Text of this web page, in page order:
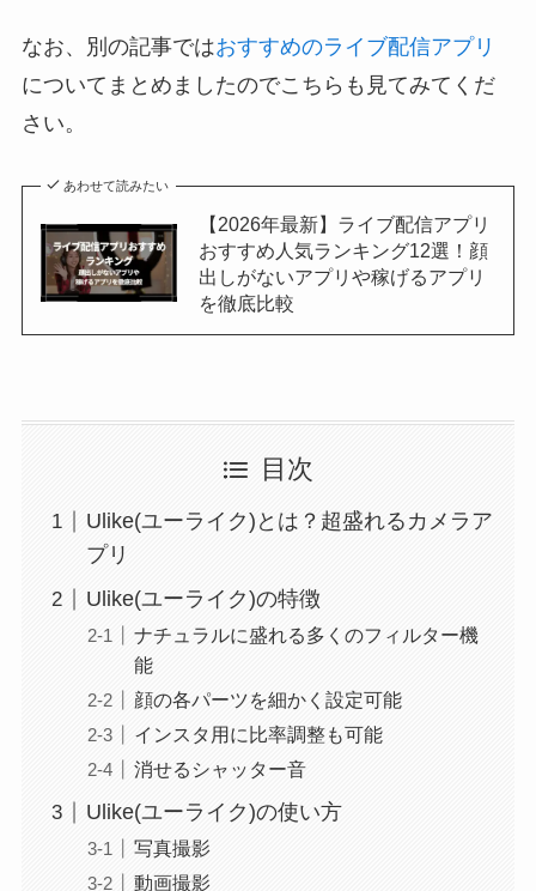
なお、別の記事ではおすすめのライブ配信アプリ
についてまとめましたのでこちらも見てみてくだ
さい。
あわせて読みたい
【2026年最新】ライブ配信アプリ
おすすめ人気ランキング12選！顔
出しがないアプリや稼げるアプリ
を徹底比較
目次
Ulike(ユーライク)とは？超盛れるカメラア
プリ
Ulike(ユーライク)の特徴
ナチュラルに盛れる多くのフィルター機
能
顔の各パーツを細かく設定可能
インスタ用に比率調整も可能
消せるシャッター音
Ulike(ユーライク)の使い方
写真撮影
動画撮影